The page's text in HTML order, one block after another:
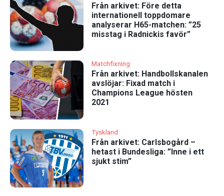
Från arkivet: Före detta
internationell toppdomare
analyserar H65-matchen: ”25
misstag i Radnickis favör”
Matchfixning
Från arkivet: Handbollskanalen
avslöjar: Fixad match i
Champions League hösten
2021
Tyskland
Från arkivet: Carlsbogård –
hetast i Bundesliga: ”Inne i ett
sjukt stim”